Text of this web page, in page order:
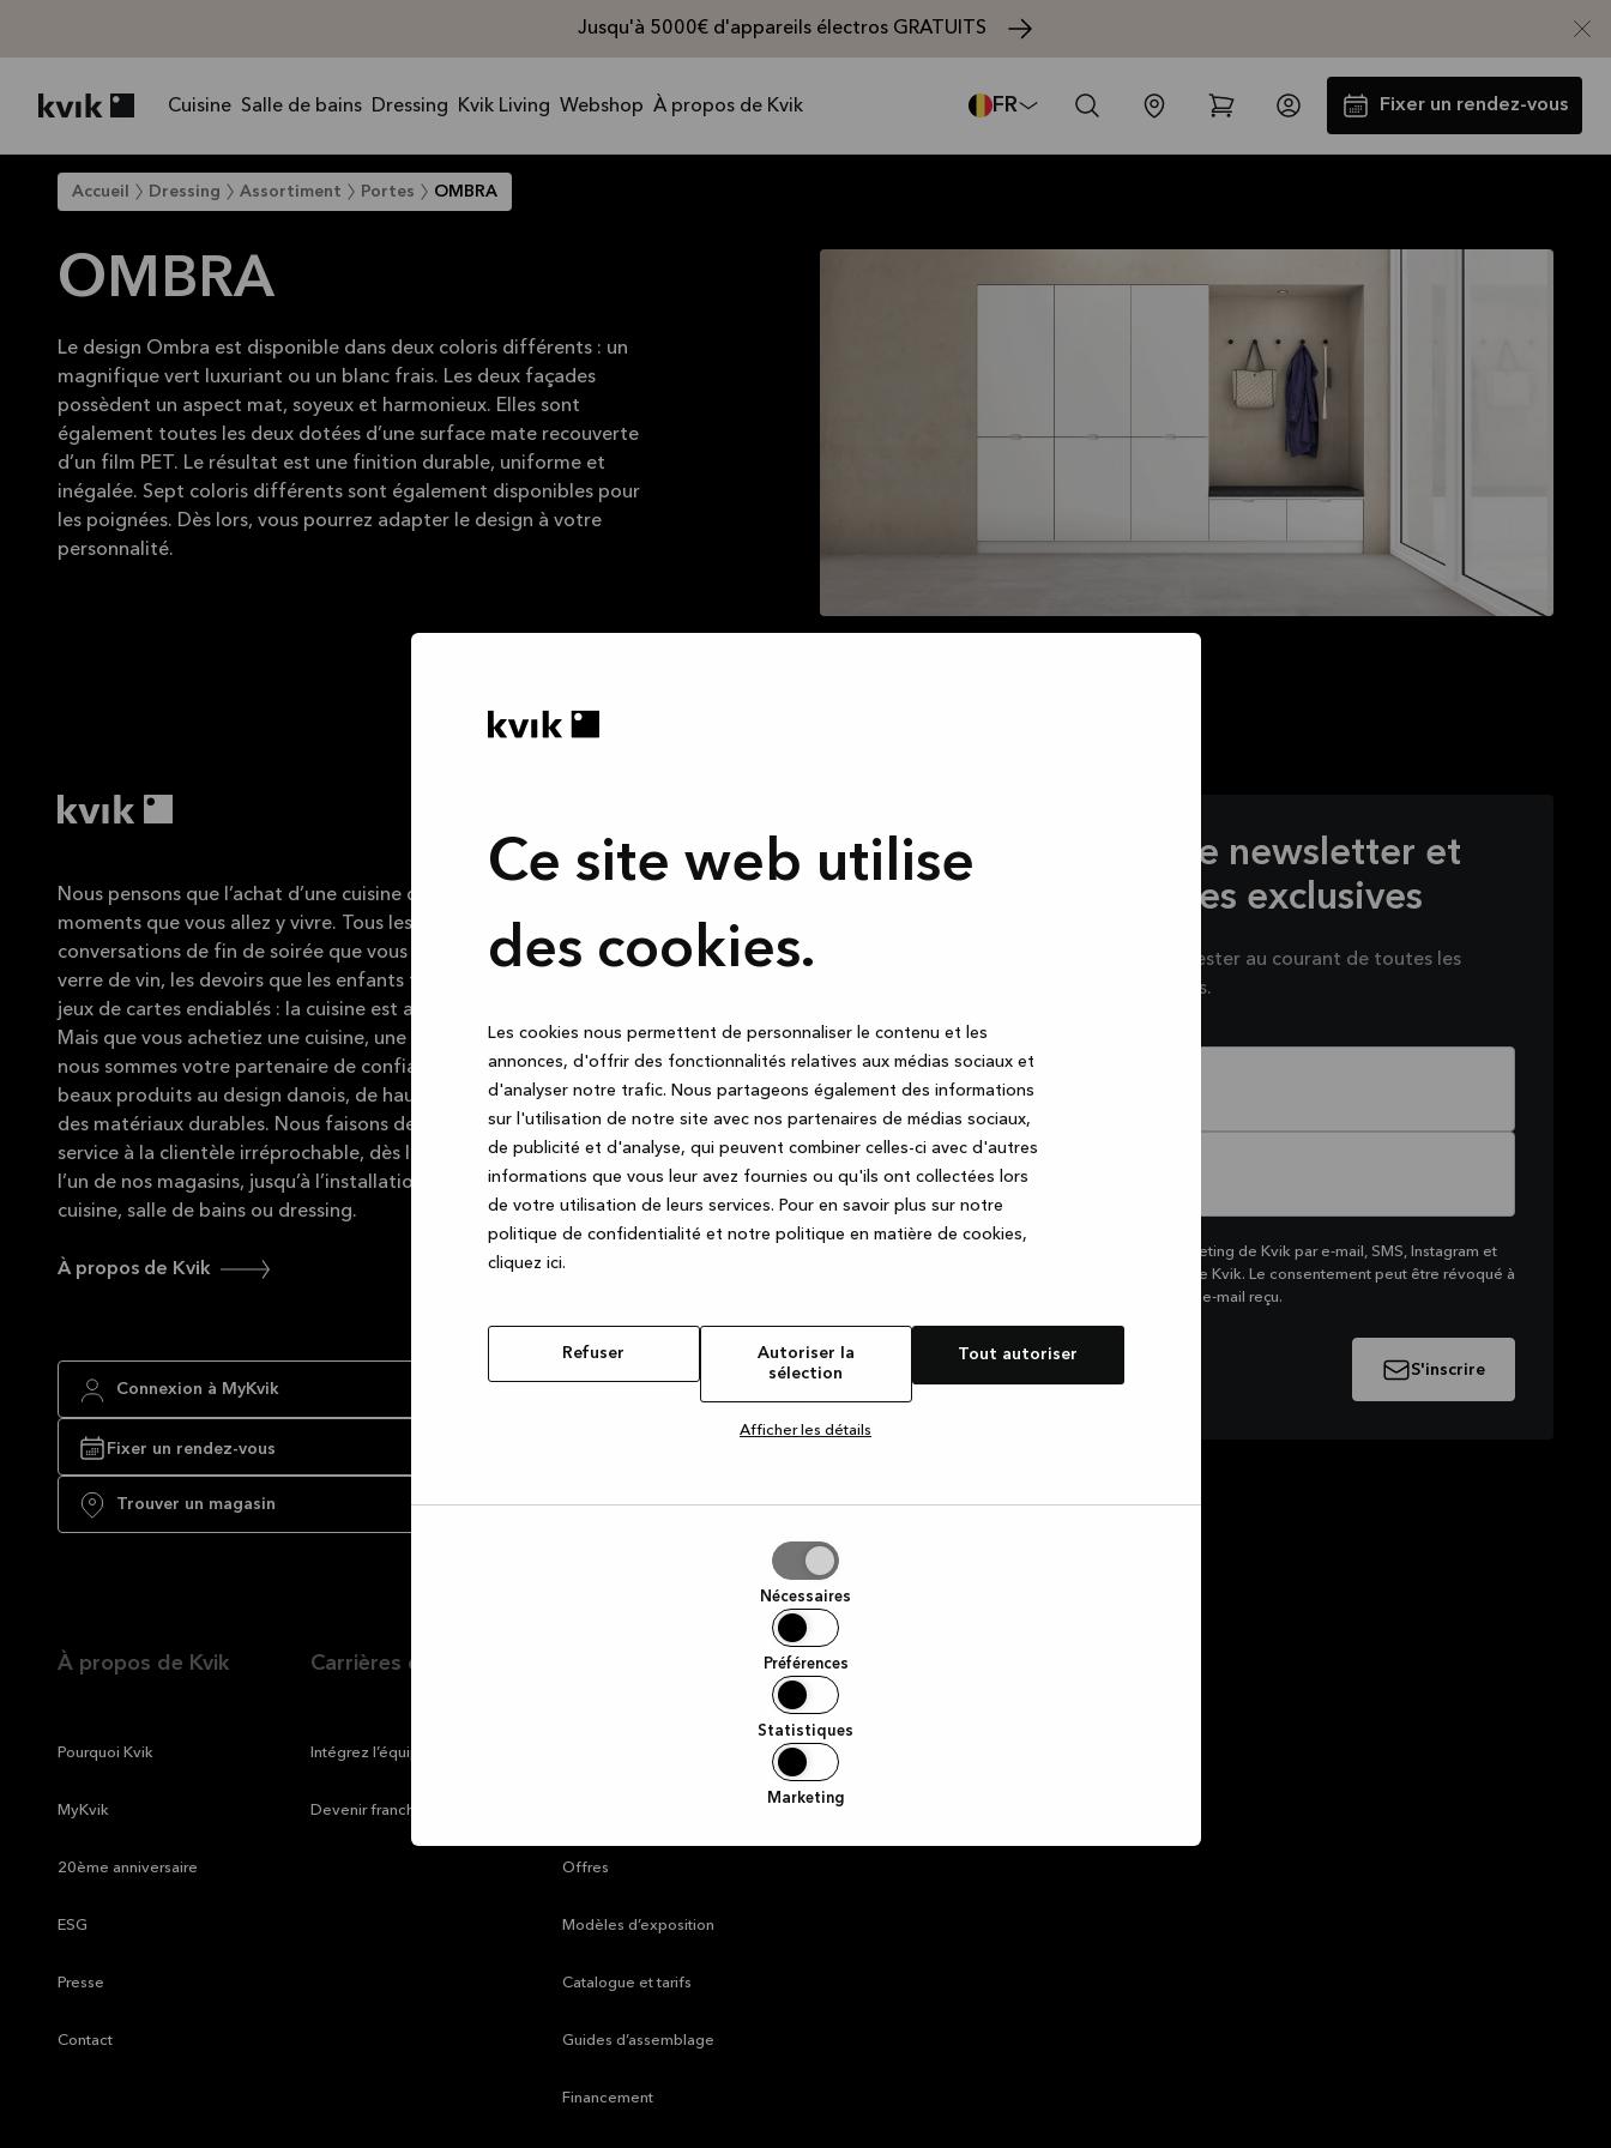
Ce site web utilise
des cookies.
Les cookies nous permettent de personnaliser le contenu et les
annonces, d'offrir des fonctionnalités relatives aux médias sociaux et
d'analyser notre trafic. Nous partageons également des informations
sur l'utilisation de notre site avec nos partenaires de médias sociaux,
de publicité et d'analyse, qui peuvent combiner celles-ci avec d'autres
informations que vous leur avez fournies ou qu'ils ont collectées lors
de votre utilisation de leurs services. Pour en savoir plus sur notre
politique de confidentialité et notre politique en matière de cookies,
cliquez ici.
Refuser
Autoriser la
sélection
Tout autoriser
Afficher les détails
Nécessaires
Préférences
Statistiques
Marketing
Jusqu'à 5000€ d'appareils électros GRATUITS
Cuisine Salle de bains Dressing Kvik Living Webshop À propos de Kvik FR Fixer un rendez-vous
Jusqu'à 5000€ d'appareils
électros GRATUITS*
Accueil Dressing Assortiment Portes OMBRA
OMBRA
Le design Ombra est disponible dans deux coloris différents : un
magnifique vert luxuriant ou un blanc frais. Les deux façades
possèdent un aspect mat, soyeux et harmonieux. Elles sont
également toutes les deux dotées d’une surface mate recouverte
d’un film PET. Le résultat est une finition durable, uniforme et
inégalée. Sept coloris différents sont également disponibles pour
les poignées. Dès lors, vous pourrez adapter le design à votre
personnalité.
Nous pensons que l’achat d’une cuisine doit être aussi plaisant que les
moments que vous allez y vivre. Tous les repas que vous y préparez, les
conversations de fin de soirée que vous avez avec des amis autour d’un
verre de vin, les devoirs que les enfants font sur le coin de la table, les
jeux de cartes endiablés : la cuisine est au cœur de la vie de famille.
Mais que vous achetiez une cuisine, une salle de bains ou un dressing,
nous sommes votre partenaire de confiance pour vous fournir de
beaux produits au design danois, de haute qualité et fabriqués avec
des matériaux durables. Nous faisons de notre mieux pour fournir un
service à la clientèle irréprochable, dès l’instant où vous entrez dans
l’un de nos magasins, jusqu’à l’installation complète de votre nouvelle
cuisine, salle de bains ou dressing.
À propos de Kvik
Connexion à MyKvik
Fixer un rendez-vous
Trouver un magasin
Inscrivez-vous à notre newsletter et
— recevez des offres exclusives
Inscrivez-vous à notre newsletter pour rester au courant de toutes les
promotions géniales que nous préparons.
Prénom
E-mail
J'accepte par la présente de recevoir du marketing de Kvik par e-mail, SMS, Instagram et
Facebook concernant la gamme de produits de Kvik. Le consentement peut être révoqué à
tout moment en cliquant sur le lien en bas d'un e-mail reçu.
S'inscrire
À propos de Kvik
Pourquoi Kvik
MyKvik
20ème anniversaire
ESG
Presse
Contact
Carrières chez Kvik
Intégrez l’équipe Kvik
Devenir franchisé
—Offres
Modèles d’exposition
—Catalogue et tarifs
—Guides d’assemblage
Financement